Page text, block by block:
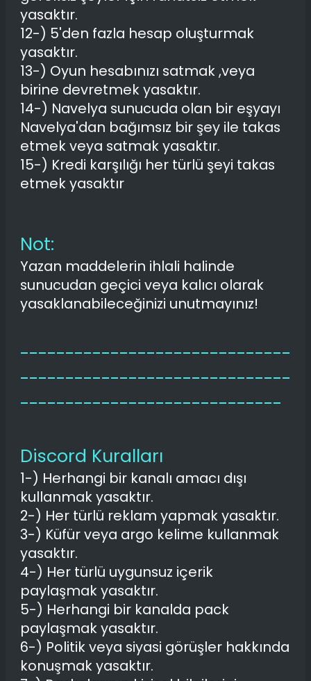
yasaktır.
12-) 5'den fazla hesap oluşturmak
yasaktır.
13-) Oyun hesabınızı satmak ,veya
birine devretmek yasaktır.
14-) Navelya sunucuda olan bir eşyayı
Navelya'dan bağımsız bir şey ile takas
etmek veya satmak yasaktır.
15-) Kredi karşılığı her türlü şeyi takas
etmek yasaktır
Not:
Yazan maddelerin ihlali halinde
sunucudan geçici veya kalıcı olarak
yasaklanabileceğinizi unutmayınız!
------------------------------
------------------------------
-----------------------------
Discord Kuralları
1-) Herhangi bir kanalı amacı dışı
kullanmak yasaktır.
2-) Her türlü reklam yapmak yasaktır.
3-) Küfür veya argo kelime kullanmak
yasaktır.
4-) Her türlü uygunsuz içerik
paylaşmak yasaktır.
5-) Herhangi bir kanalda pack
paylaşmak yasaktır.
6-) Politik veya siyasi görüşler hakkında
konuşmak yasaktır.